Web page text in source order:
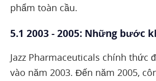
phẩm toàn cầu.
5.1 2003 - 2005: Những bước
Jazz Pharmaceuticals chính thức
vào năm 2003. Đến năm 2005,